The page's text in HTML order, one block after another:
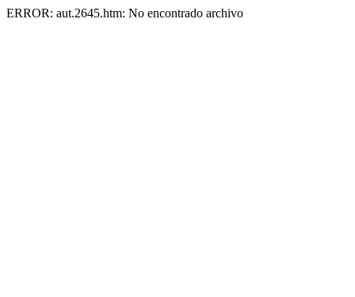
ERROR: aut.2645.htm: No encontrado archivo